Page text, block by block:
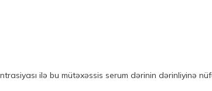
ilə bu mütəxəssis serum dərinin dərinliyinə